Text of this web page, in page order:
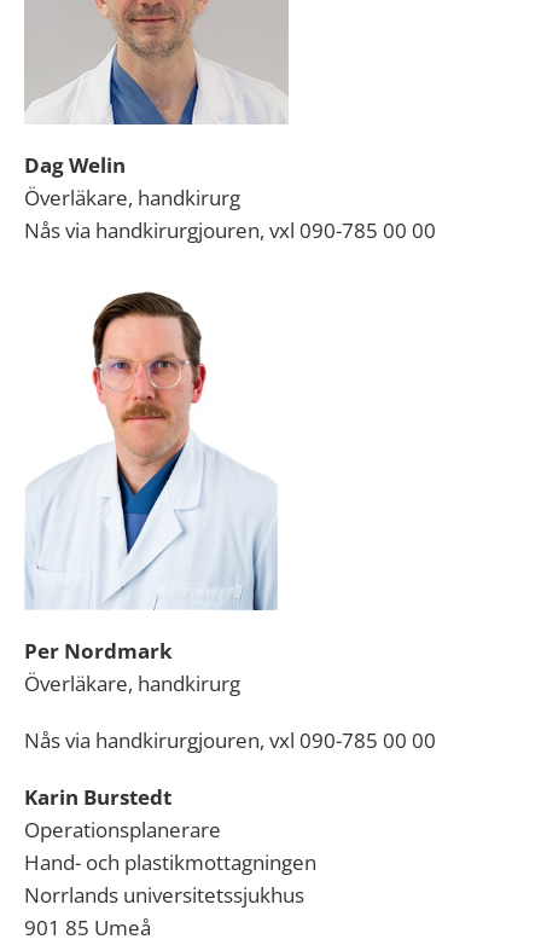
Dag Welin
Överläkare, handkirurg
Nås via handkirurgjouren, vxl 090-785 00 00
Per Nordmark
Överläkare, handkirurg
Nås via handkirurgjouren, vxl 090-785 00 00
Karin Burstedt
Operationsplanerare
Hand- och plastikmottagningen
Norrlands universitetssjukhus
901 85 Umeå